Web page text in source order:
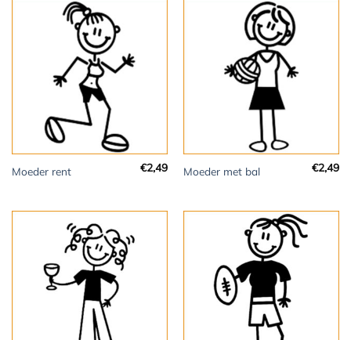
Moeder rent €2,49 Moeder met bal €2,49